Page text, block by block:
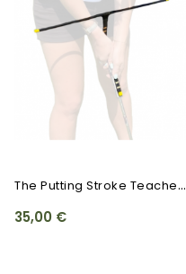
T
He Putting Stroke Teacher ©
35,00 €